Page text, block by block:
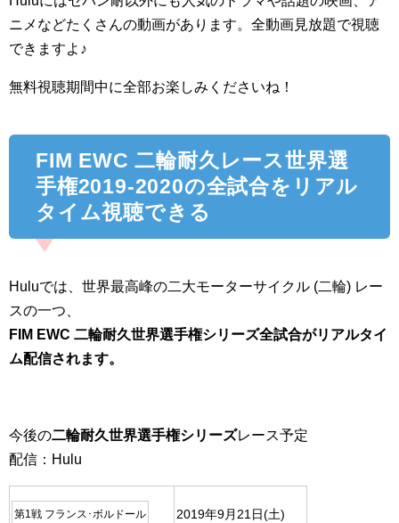
ニメなどたくさんの動画があります。全動画見放題で視聴
できますよ♪
無料視聴期間中に全部お楽しみくださいね！
FIM EWC 二輪耐久レース世界選
手権2019-2020の全試合をリアル
タイム視聴できる
Huluでは、世界最高峰の二大モーターサイクル (二輪) レー
スの一つ、
FIM EWC 二輪耐久世界選手権シリーズ全試合がリアルタイ
ム配信されます。
今後の二輪耐久世界選手権シリーズレース予定
配信：Hulu
第1戦 フランス･ボルドール
2019年9月21日(土)